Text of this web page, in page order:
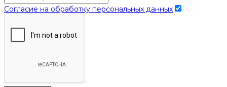
Согласие на обработку персональных данных